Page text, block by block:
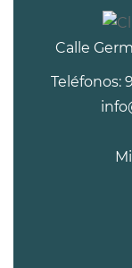
Calle
Teléfonos: